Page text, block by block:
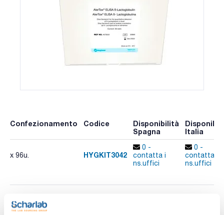
Confezionamento Codice
Disponibilità
Spagna
Italia
x 96u. HYGKIT3042
0 -
contatta i
ns.uffici
0 -
contatta i
ns.uffici
Stampa pagina prodotto